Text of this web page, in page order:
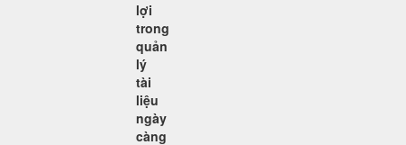
lợi
trong
quản
lý
tài
liệu
ngày
càng